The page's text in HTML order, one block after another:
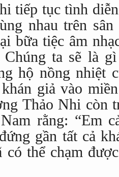
tiếp tục tình
nhau trên
bữa tiệc âm
ta sẽ là
hộ nồng nhiệt
giả vào
Thảo Nhi còn
rằng: “Em
gần tất cả
có thể chạm